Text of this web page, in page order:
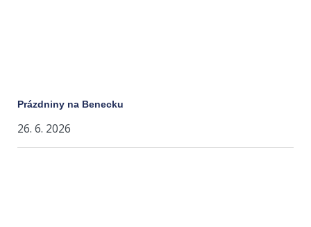
Prázdniny na Benecku
26. 6. 2026